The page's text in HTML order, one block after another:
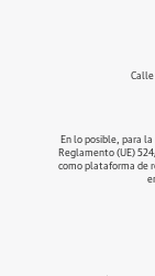
En lo posible, para
Reglamento (UE)
como plataforma de